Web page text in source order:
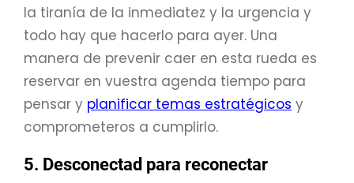
la tiranía de la inmediatez y la urgencia y
todo hay que hacerlo para ayer. Una
manera de prevenir caer en esta rueda es
reservar en vuestra agenda tiempo para
pensar y planificar temas estratégicos y
comprometeros a cumplirlo.
5. Desconectad para reconectar